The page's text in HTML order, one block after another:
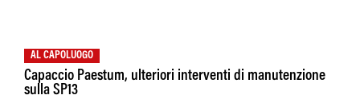
AL CAPOLUOGO
Capaccio Paestum, ulteriori interventi di manutenzione
sulla SP13